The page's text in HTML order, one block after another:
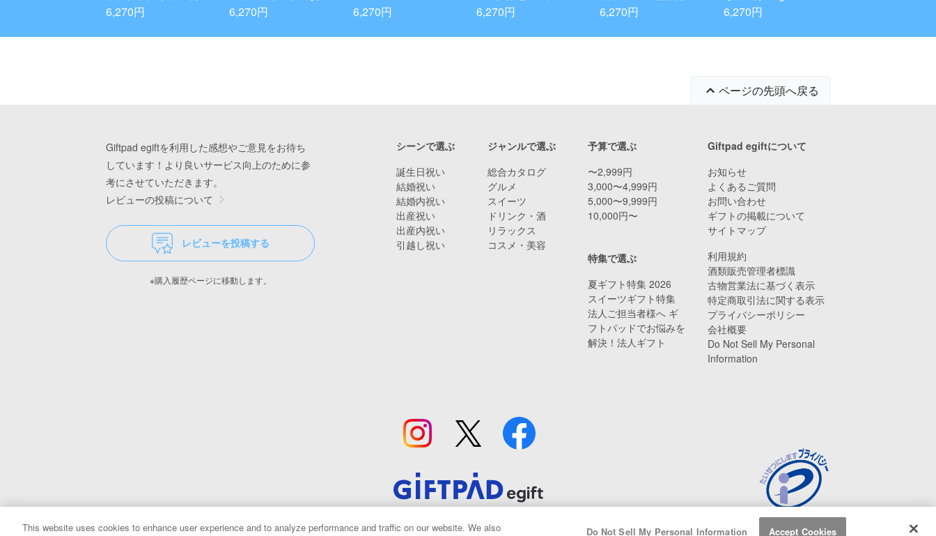
分）
6,270円
理袋 炭消し袋 炭袋 防水
プ 耐熱性 難燃性 コンパ
6,270円
セット
6,270円 6,270円
せ」20個入
6,270円 6,270円
ページの先頭へ戻る
Giftpad egiftを利用した感想やご意見をお待ち
しています！より良いサービス向上のために参
考にさせていただきます。
レビューの投稿について
レビューを投稿する
※購入履歴ページに移動します。
シーンで選ぶ
誕生日祝い
結婚祝い
結婚内祝い
出産祝い
出産内祝い
引越し祝い
予算で選ぶ
〜2,999円
3,000〜4,999円
5,000〜9,999円
10,000円〜
ジャンルで選ぶ
総合カタログ
グルメ
スイーツ
ドリンク・酒
リラックス
コスメ・美容
特集で選ぶ
夏ギフト特集 2026
スイーツギフト特集
法人ご担当者様へ ギ
フトパッドでお悩みを
解決！法人ギフト
Giftpad egiftについて
お知らせ
よくあるご質問
お問い合わせ
ギフトの掲載について
サイトマップ
利用規約
酒類販売管理者標識
古物営業法に基づく表示
特定商取引法に関する表示
プライバシーポリシー
会社概要
Do Not Sell My Personal
Information
This website uses cookies to enhance user experience and to analyze performance and traffic on our website. We also
Do Not Sell My Personal Information Accept Cookies